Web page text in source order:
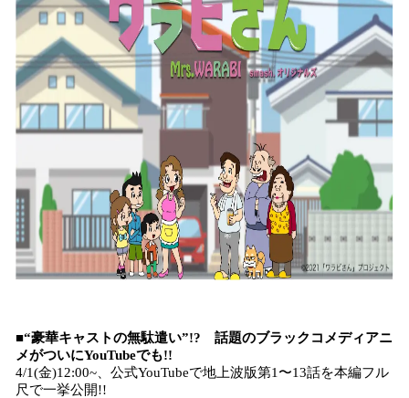
■“豪華キャストの無駄遣い”!? 話題のブラックコメディアニ
メがついにYouTubeでも!!
4/1(金)12:00~、公式YouTubeで地上波版第1〜13話を本編フル
尺で一挙公開!!